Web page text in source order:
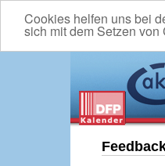
Cookies helfen uns bei
sich mit dem Setzen